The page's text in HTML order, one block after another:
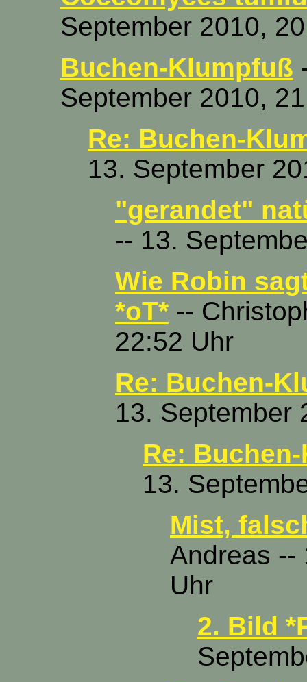
September 2010,
Buchen-Klumpfuß
September 2010,
Re: Buchen-
13. September
"gerandet"
-- 13.
Wie Robin
*oT* --
22:52 Uhr
Re: Buchen-
13. September
Re:
13.
Mist,
Andreas --
Uhr
2. Bild